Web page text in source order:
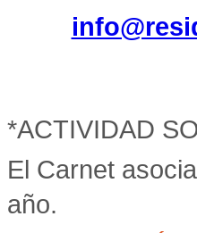
*ACTIVIDAD
El Carnet
año.